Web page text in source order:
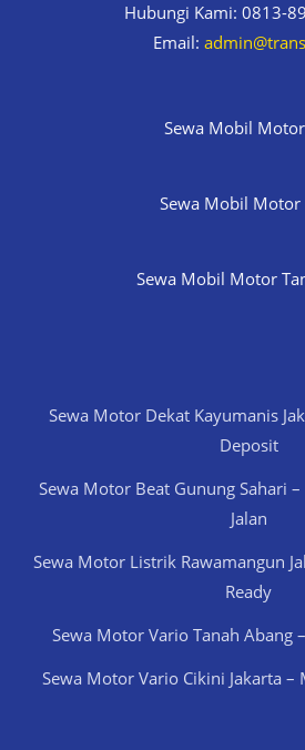
Hubungi Kami: 0813-
Email:
Sewa Mobil
Sewa Mobil Motor
Sewa Mobil Motor
Sewa Motor Dekat Kayumanis
Deposit
Sewa Motor Beat Gunung Sahari
Jalan
Sewa Motor Listrik Rawamangun
Ready
Sewa Motor Vario Tanah Abang
Sewa Motor Vario Cikini Jakarta –